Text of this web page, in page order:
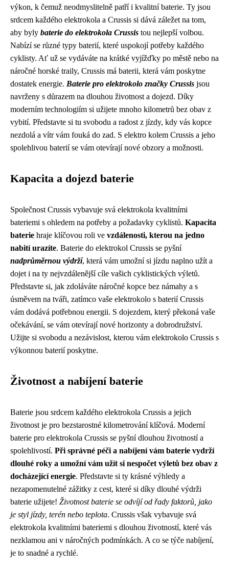
výkon, k čemuž neodmyslitelně patří i kvalitní baterie. Ty jsou
srdcem každého elektrokola a Crussis si dává záležet na tom,
aby byly baterie do elektrokola Crussis tou nejlepší volbou.
Nabízí se různé typy baterií, které uspokojí potřeby každého
cyklisty. Ať už se vydáváte na krátké vyjížďky po městě nebo na
náročné horské traily, Crussis má baterii, která vám poskytne
dostatek energie. Baterie pro elektrokolo značky Crussis jsou
navrženy s důrazem na dlouhou životnost a dojezd. Díky
moderním technologiím si užijete mnoho kilometrů bez obav z
vybití. Představte si tu svobodu a radost z jízdy, kdy vás kopce
nezdolá a vítr vám fouká do zad. S elektro kolem Crussis a jeho
spolehlivou baterií se vám otevírají nové obzory a možnosti.
Kapacita a dojezd baterie
Společnost Crussis vybavuje svá elektrokola kvalitními
bateriemi s ohledem na potřeby a požadavky cyklistů. Kapacita
baterie hraje klíčovou roli ve vzdálenosti, kterou na jedno
nabití urazíte. Baterie do elektrokol Crussis se pyšní
nadprůměrnou výdrží, která vám umožní si jízdu naplno užít a
dojet i na ty nejvzdálenější cíle vašich cyklistických výletů.
Představte si, jak zdoláváte náročné kopce bez námahy a s
úsměvem na tváři, zatímco vaše elektrokolo s baterií Crussis
vám dodává potřebnou energii. S dojezdem, který překoná vaše
očekávání, se vám otevírají nové horizonty a dobrodružství.
Užijte si svobodu a nezávislost, kterou vám elektrokolo Crussis s
výkonnou baterií poskytne.
Životnost a nabíjení baterie
Baterie jsou srdcem každého elektrokola Crussis a jejich
životnost je pro bezstarostné kilometrování klíčová. Moderní
baterie pro elektrokola Crussis se pyšní dlouhou životností a
spolehlivostí. Při správné péči a nabíjení vám baterie vydrží
dlouhé roky a umožní vám užít si nespočet výletů bez obav z
docházející energie. Představte si ty krásné výhledy a
nezapomenutelné zážitky z cest, které si díky dlouhé výdrži
baterie užijete! Životnost baterie se odvíjí od řady faktorů, jako
je styl jízdy, terén nebo teplota. Crussis však vybavuje svá
elektrokola kvalitními bateriemi s dlouhou životností, které vás
nezklamou ani v náročných podmínkách. A co se týče nabíjení,
je to snadné a rychlé.